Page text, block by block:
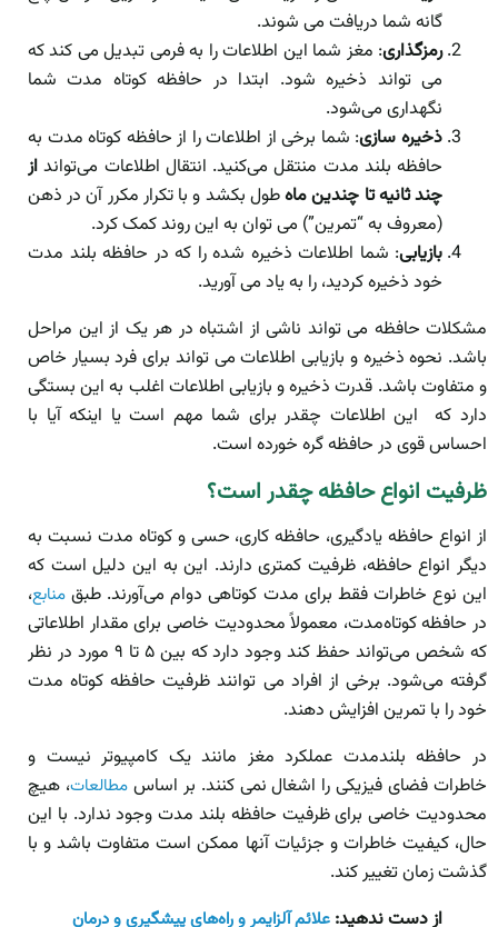
گانه شما دریافت می شوند.
رمزگذاری: مغز شما این اطلاعات را به فرمی تبدیل می کند که
می تواند ذخیره شود. ابتدا در حافظه کوتاه مدت شما
نگهداری می‌شود.
ذخیره سازی: شما برخی از اطلاعات را از حافظه کوتاه مدت به
حافظه بلند مدت منتقل می‌کنید. انتقال اطلاعات می‌تواند از
چند ثانیه تا چندین ماهطول بکشد و با تکرار مکرر آن در ذهن
(معروف به “تمرین”) می توان به این روند کمک کرد.
بازیابی: شما اطلاعات ذخیره شده را که در حافظه بلند مدت
خود ذخیره کردید، را به یاد می آورید.
مشکلات حافظه می تواند ناشی از اشتباه در هر یک از این مراحل
باشد. نحوه ذخیره و بازیابی اطلاعات می تواند برای فرد بسیار خاص
و متفاوت باشد. قدرت ذخیره و بازیابی اطلاعات اغلب به این بستگی
دارد که این اطلاعات چقدر برای شما مهم است یا اینکه آیا با
احساس قوی در حافظه گره خورده است.
ظرفیت انواع حافظه چقدر است؟
از انواع حافظه یادگیری، حافظه کاری، حسی و کوتاه مدت نسبت به
دیگر انواع حافظه، ظرفیت کمتری دارند. این به این دلیل است که
این نوع خاطرات فقط برای مدت کوتاهی دوام می‌آورند. طبق منابع،
در حافظه کوتاه‌مدت، معمولاً محدودیت خاصی برای مقدار اطلاعاتی
که شخص می‌تواند حفظ کند وجود دارد که بین ۵ تا ۹ مورد در نظر
گرفته می‌شود. برخی از افراد می توانند ظرفیت حافظه کوتاه مدت
خود را با تمرین افزایش دهند.
در حافظه بلندمدت عملکرد مغز مانند یک کامپیوتر نیست و
خاطرات فضای فیزیکی را اشغال نمی کنند. بر اساسمطالعات، هیچ
محدودیت خاصی برای ظرفیت حافظه بلند مدت وجود ندارد. با این
حال، کیفیت خاطرات و جزئیات آنها ممکن است متفاوت باشد و با
گذشت زمان تغییر کند.
از دست ندهید: علائم آلزایمر و راه‌های پیشگیری و درمان